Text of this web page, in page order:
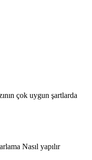
çok uygun şartlarda
Nasıl yapılır